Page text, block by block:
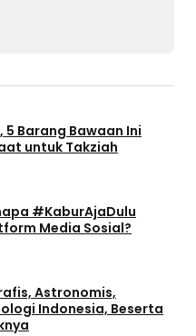
5 Barang Bawaan Ini
untuk Takziah
#KaburAjaDulu
Media Sosial?
Astronomis,
Indonesia, Beserta